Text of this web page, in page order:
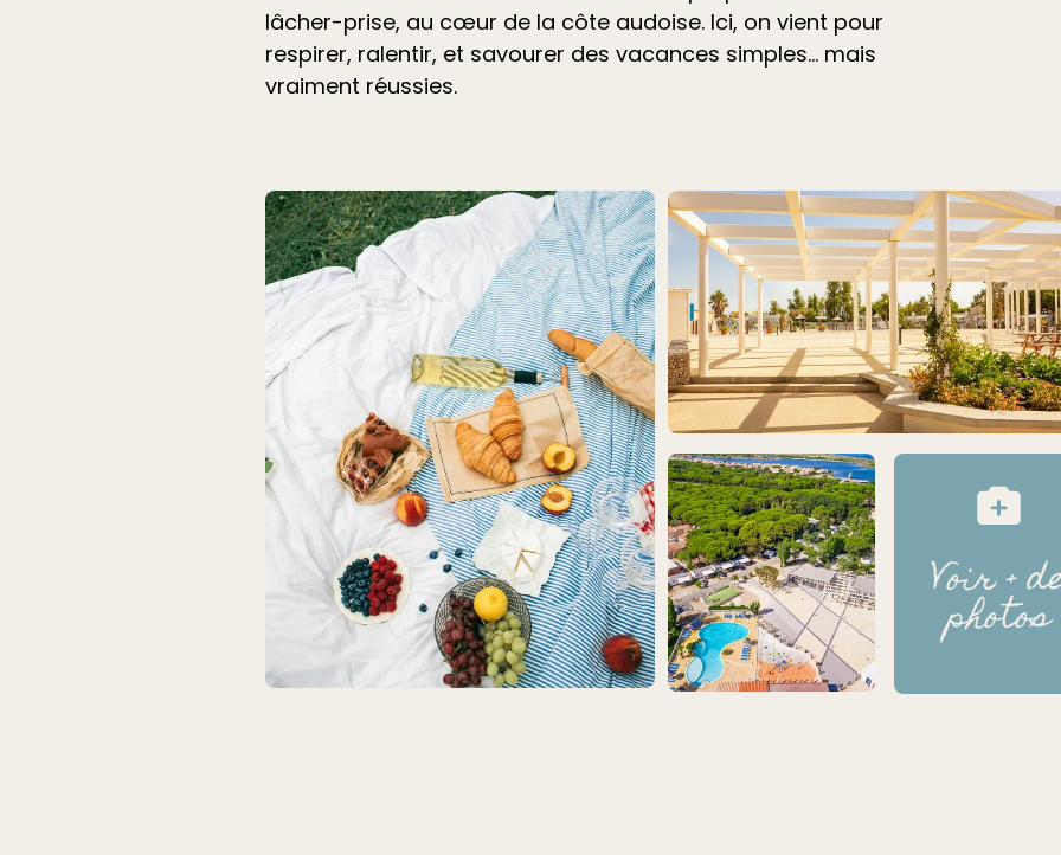
lâcher-prise, au cœur de la côte audoise. Ici, on vient pour
respirer, ralentir, et savourer des vacances simples… mais
vraiment réussies.
Voir +
photos